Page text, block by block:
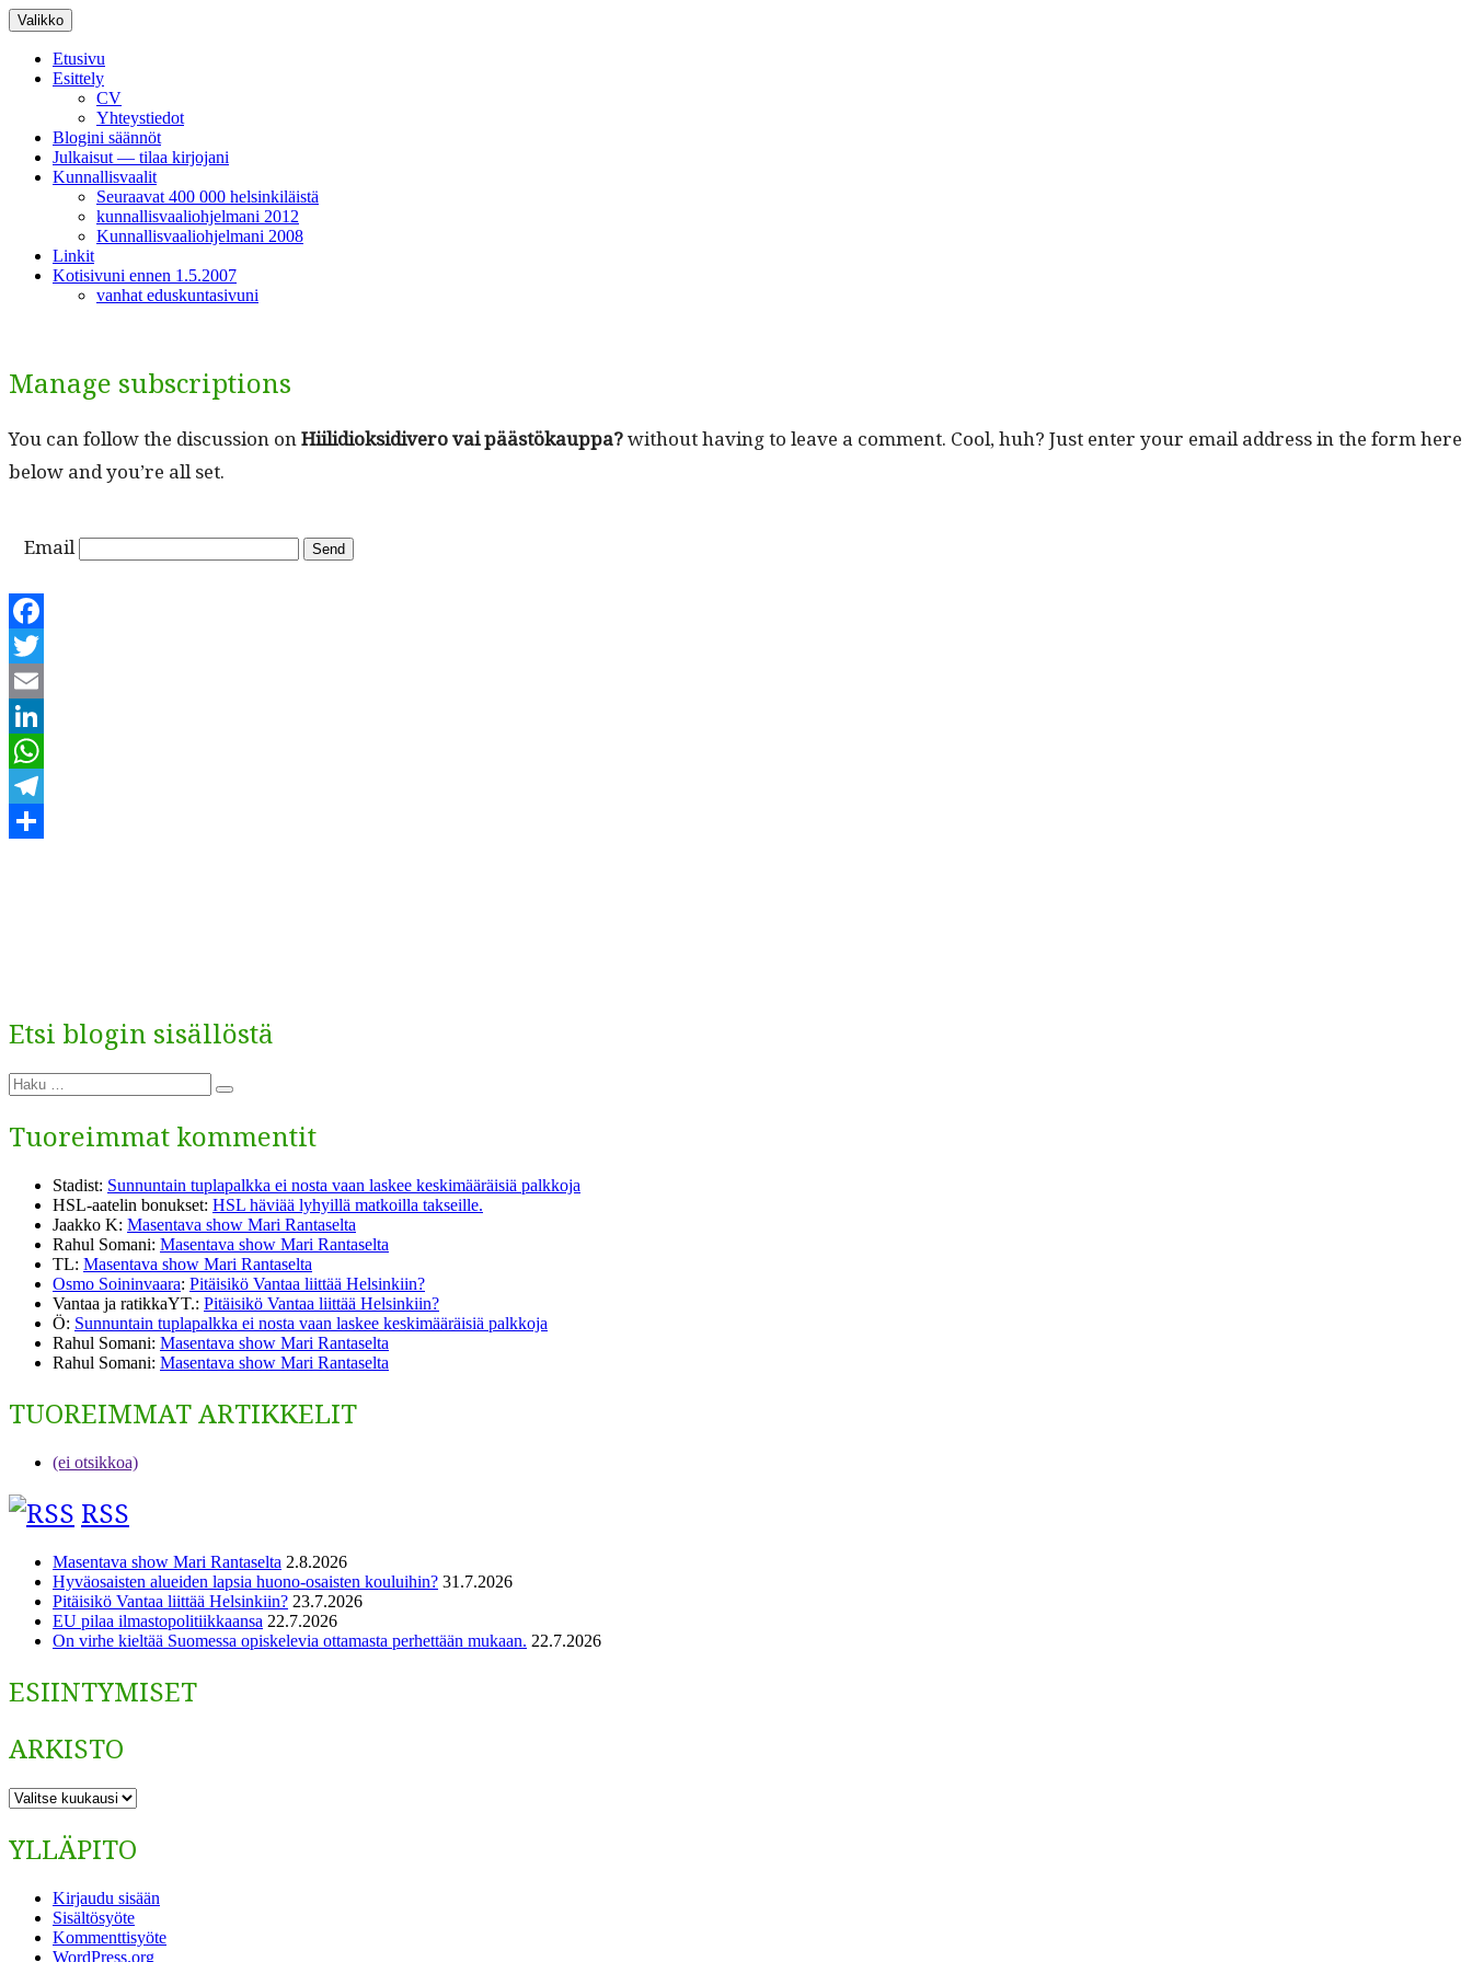
Siirry
sisältöön
Valikko
Etusivu
Esittely
CV
Yhteystiedot
Blogini säännöt
Julkaisut — tilaa kirjojani
Kunnallisvaalit
Seuraavat 400 000 helsinkiläistä
kunnallisvaaliohjelmani 2012
Kunnallisvaaliohjelmani 2008
Linkit
Kotisivuni ennen 1.5.2007
vanhat eduskuntasivuni
Manage subscriptions
You can fol­low the dis­cus­sion onHiilid­iok­sidi­vero vai päästökaup­pa?with­out hav­ing to leave a com­ment. Cool, huh? Just enter your email address in the form here
below and you’re all set.
Email
Facebook
Twitter
Email
LinkedIn
WhatsApp
Telegram
Etsi blogin sisällöstä
Etsi:
Haku
Tuoreimmat kommentit
Stadist: Sunnuntain tuplapalkka ei nosta vaan laskee keskimääräisiä palkkoja
HSL-aatelin bonukset: HSL häviää lyhyillä matkoilla takseille.
Jaakko K: Masentava show Mari Rantaselta
Rahul Somani: Masentava show Mari Rantaselta
TL: Masentava show Mari Rantaselta
Osmo Soininvaara: Pitäisikö Vantaa liittää Helsinkiin?
Vantaa ja ratikkaYT.: Pitäisikö Vantaa liittää Helsinkiin?
Ö: Sunnuntain tuplapalkka ei nosta vaan laskee keskimääräisiä palkkoja
Rahul Somani: Masentava show Mari Rantaselta
Rahul Somani: Masentava show Mari Rantaselta
TUOREIMMAT ARTIKKELIT
(ei otsikkoa)
RSS
Masentava show Mari Rantaselta 2.8.2026
Hyväosaisten alueiden lapsia huono-osaisten kouluihin? 31.7.2026
Pitäisikö Vantaa liittää Helsinkiin? 23.7.2026
EU pilaa ilmastopolitiikkaansa 22.7.2026
On virhe kieltää Suomessa opiskelevia ottamasta perhettään mukaan. 22.7.2026
ESIINTYMISET
ARKISTO
ARKISTO
YLLÄPITO
Kirjaudu sisään
Sisältösyöte
Kommenttisyöte
WordPress.org